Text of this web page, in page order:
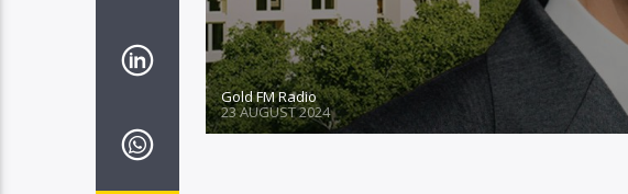
Gold FM Radio
23 AUGUST 2024